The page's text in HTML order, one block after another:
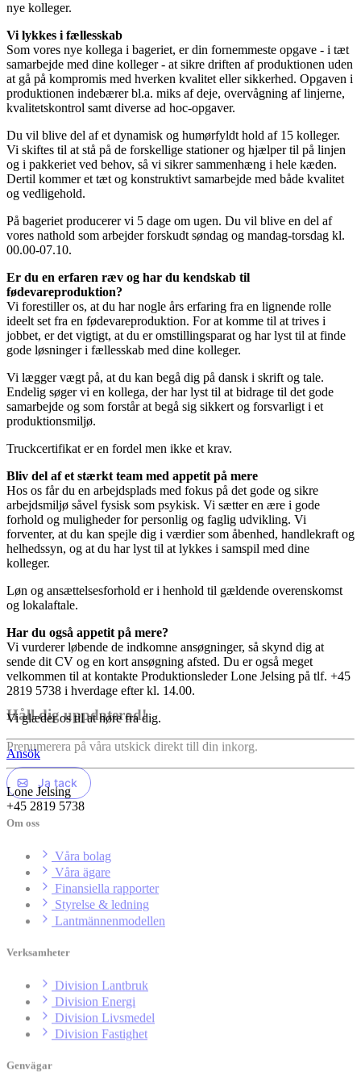
nye kolleger.
Vi lykkes i fællesskab
Som vores nye kollega i bageriet, er din fornemmeste opgave - i tæt
samarbejde med dine kolleger - at sikre driften af produktionen uden
at gå på kompromis med hverken kvalitet eller sikkerhed. Opgaven i
produktionen indebærer bl.a. miks af deje, overvågning af linjerne,
kvalitetskontrol samt diverse ad hoc-opgaver.
Du vil blive del af et dynamisk og humørfyldt hold af 15 kolleger.
Vi skiftes til at stå på de forskellige stationer og hjælper til på linjen
og i pakkeriet ved behov, så vi sikrer sammenhæng i hele kæden.
Dertil kommer et tæt og konstruktivt samarbejde med både kvalitet
og vedligehold.
På bageriet producerer vi 5 dage om ugen. Du vil blive en del af
vores nathold som arbejder forskudt søndag og mandag-torsdag kl.
00.00-07.10.
Er du en erfaren ræv og har du kendskab til
fødevareproduktion?
Vi forestiller os, at du har nogle års erfaring fra en lignende rolle
ideelt set fra en fødevareproduktion. For at komme til at trives i
jobbet, er det vigtigt, at du er omstillingsparat og har lyst til at finde
gode løsninger i fællesskab med dine kolleger.
Vi lægger vægt på, at du kan begå dig på dansk i skrift og tale.
Endelig søger vi en kollega, der har lyst til at bidrage til det gode
samarbejde og som forstår at begå sig sikkert og forsvarligt i et
produktionsmiljø.
Truckcertifikat er en fordel men ikke et krav.
Bliv del af et stærkt team med appetit på mere
Hos os får du en arbejdsplads med fokus på det gode og sikre
arbejdsmiljø såvel fysisk som psykisk. Vi sætter en ære i gode
forhold og muligheder for personlig og faglig udvikling. Vi
forventer, at du kan spejle dig i værdier som åbenhed, handlekraft og
helhedssyn, og at du har lyst til at lykkes i samspil med dine
kolleger.
Løn og ansættelsesforhold er i henhold til gældende overenskomst
og lokalaftale.
Har du også appetit på mere?
Vi vurderer løbende de indkomne ansøgninger, så skynd dig at
sende dit CV og en kort ansøgning afsted. Du er også meget
velkommen til at kontakte Produktionsleder Lone Jelsing på tlf. +45
2819 5738 i hverdage efter kl. 14.00.
Vi glæder os til at høre fra dig.
Ansök
Lone Jelsing
+45 2819 5738
Håll dig uppdaterad!
Prenumerera på våra utskick direkt till din inkorg.
Ja tack
Om oss
Våra bolag
Våra ägare
Finansiella rapporter
Styrelse & ledning
Lantmännenmodellen
Verksamheter
Division Lantbruk
Division Energi
Division Livsmedel
Division Fastighet
Genvägar